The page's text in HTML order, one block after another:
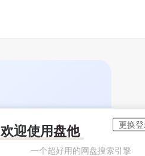
欢迎使用盘他
一个超好用的网盘搜索引擎